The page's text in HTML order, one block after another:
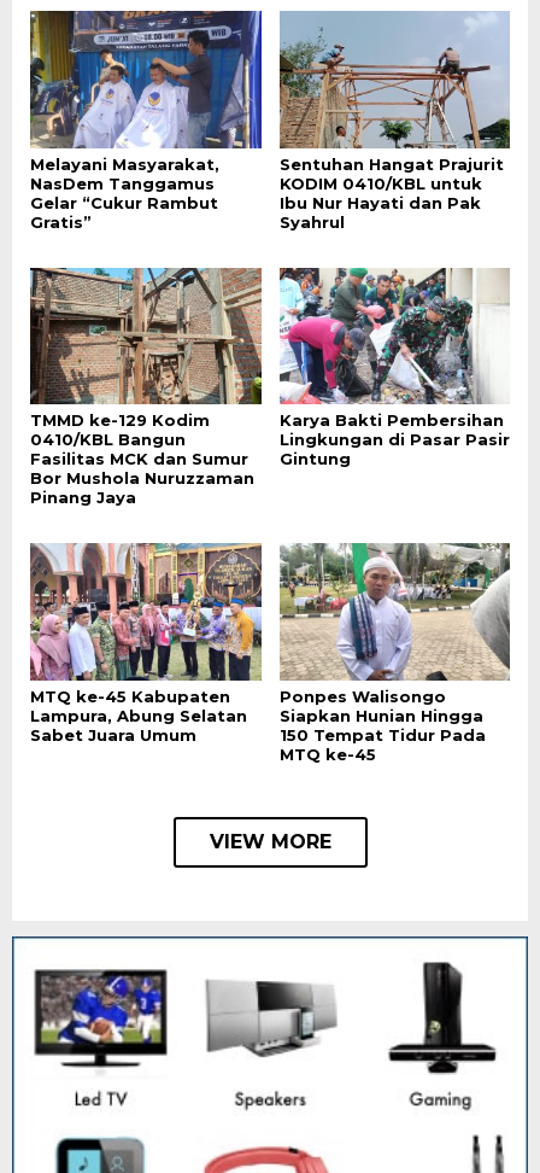
Melayani Masyarakat,
NasDem Tanggamus
Gelar “Cukur Rambut
Gratis”
Sentuhan Hangat Prajurit
KODIM 0410/KBL untuk
Ibu Nur Hayati dan Pak
Syahrul
TMMD ke-129 Kodim
0410/KBL Bangun
Fasilitas MCK dan Sumur
Bor Mushola Nuruzzaman
Pinang Jaya
Karya Bakti Pembersihan
Lingkungan di Pasar Pasir
Gintung
MTQ ke-45 Kabupaten
Lampura, Abung Selatan
Sabet Juara Umum
Ponpes Walisongo
Siapkan Hunian Hingga
150 Tempat Tidur Pada
MTQ ke-45
VIEW MORE